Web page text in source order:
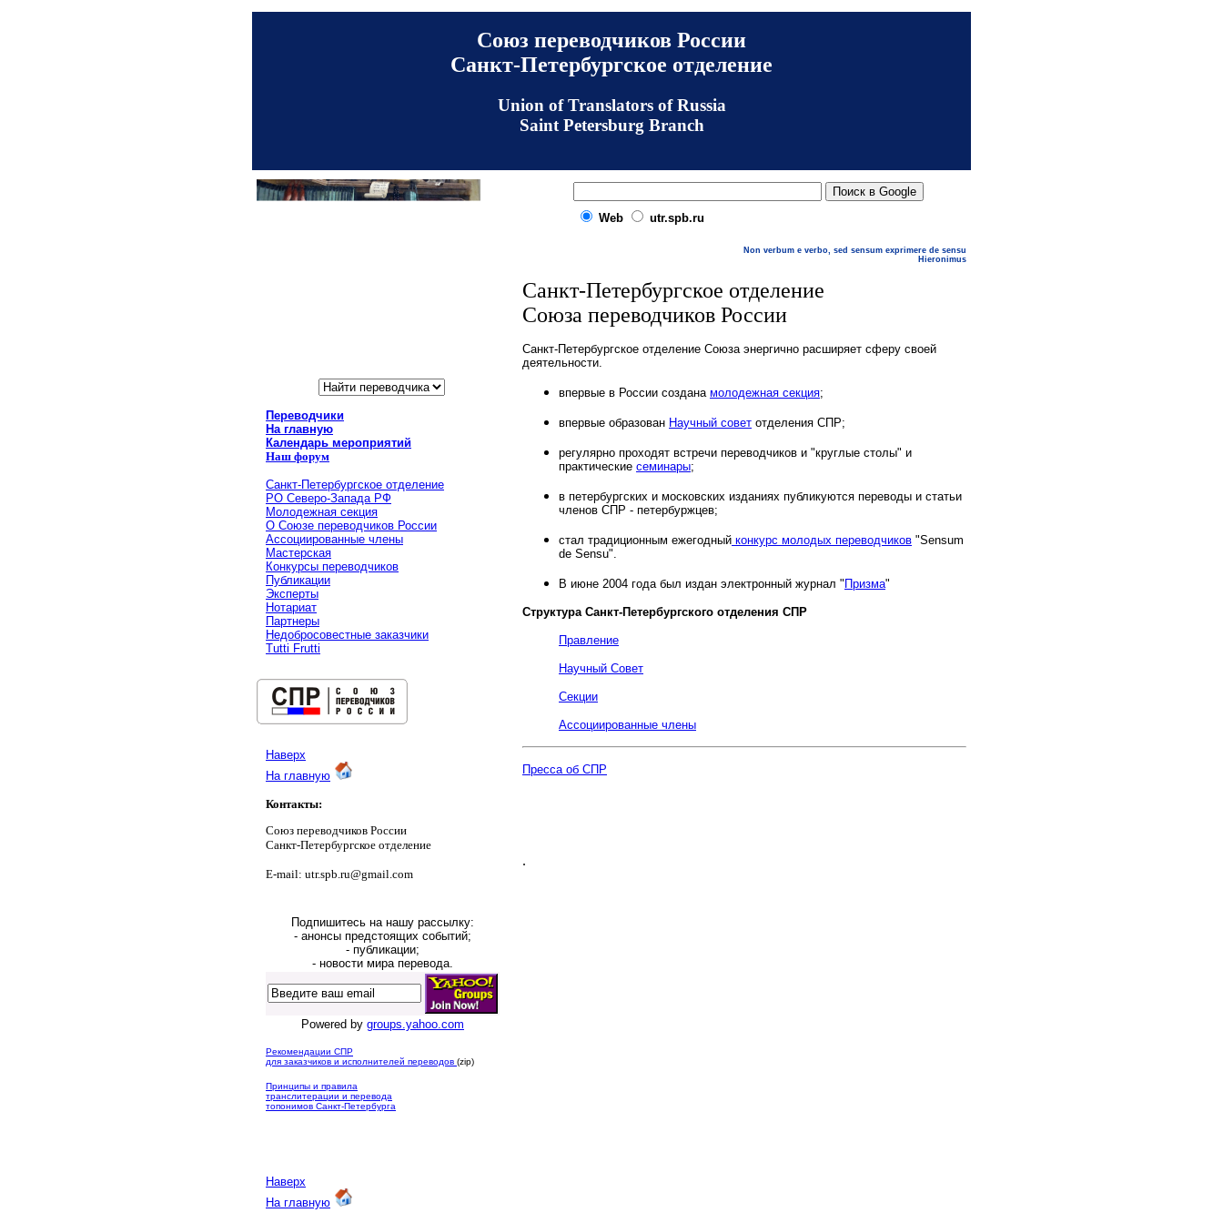
Союз переводчиков России
Санкт-Петербургское отделение
Union of Translators of Russia
Saint Petersburg Branch
Переводчики
На главную
Календарь мероприятий
Наш форум
Санкт-Петербургское отделение
РО Северо-Запада РФ
Молодежная секция
О Союзе переводчиков России
Ассоциированные члены
Мастерская
Конкурсы переводчиков
Публикации
Эксперты
Нотариат
Партнеры
Недобросовестные заказчики
Tutti Frutti
Наверх
На главную
Контакты:
Союз переводчиков России
Санкт-Петербургское отделение
E-mail: utr.spb.ru@gmail.com
Подпишитесь на нашу рассылку:
- анонсы предстоящих событий;
- публикации;
- новости мира перевода.
Powered by groups.yahoo.com
Рекомендации СПР
для заказчиков и исполнителей переводов (zip)
Принципы и правила
транслитерации и перевода
топонимов Санкт-Петербурга
Наверх
На главную
Web utr.spb.ru
Non verbum e verbo, sed sensum exprimere de sensu
Hieronimus
Санкт-Петербургское отделение
Союза переводчиков России
Санкт-Петербургское отделение Союза энергично расширяет сферу своей
деятельности.
впервые в России создана молодежная секция;
впервые образован Научный совет отделения СПР;
регулярно проходят встречи переводчиков и "круглые столы" и
практические семинары;
в петербургских и московских изданиях публикуются переводы и статьи
членов СПР - петербуржцев;
стал традиционным ежегодный конкурс молодых переводчиков "Sensum
de Sensu".
В июне 2004 года был издан электронный журнал " Призма"
Структура Санкт-Петербургского отделения СПР
Правление
Научный Совет
Секции
Ассоциированные члены
Пресса об СПР
.